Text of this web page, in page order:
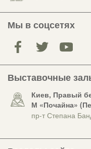
Мы в соцсетях
Выставочные
Киев, Правый
М «Почайна»
пр-т Степана